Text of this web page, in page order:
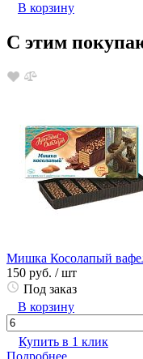
В корзину
С этим
Мишка Косолапый
150 руб. / шт
Под заказ
В корзину
Купить в 1 клик
Подробнее